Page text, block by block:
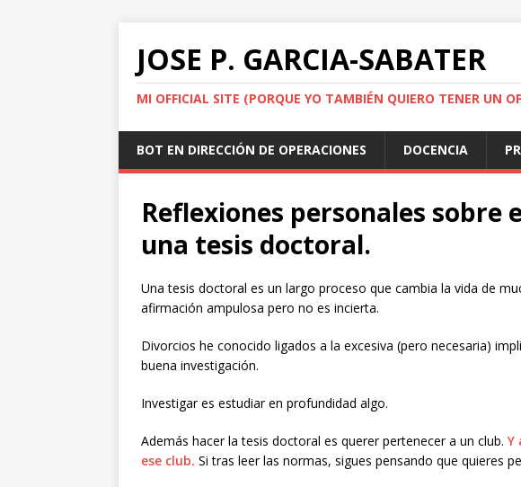
JOSE P. GARCIA-SABATER
MI OFFICIAL SITE (PORQUE YO TAMBIÉN QUIERO TENER UN
BOT EN DIRECCIÓN DE OPERACIONES DOCENCIA
Reflexiones personales sobre
una tesis doctoral.
Una tesis doctoral es un largo proceso que cambia la vida de
afirmación ampulosa pero no es incierta.
Divorcios he conocido ligados a la excesiva (pero necesaria)
buena investigación.
Investigar es estudiar en profundidad algo.
Además hacer la tesis doctoral es querer pertenecer a un club. Y
ese club. Si tras leer las normas, sigues pensando que quieres